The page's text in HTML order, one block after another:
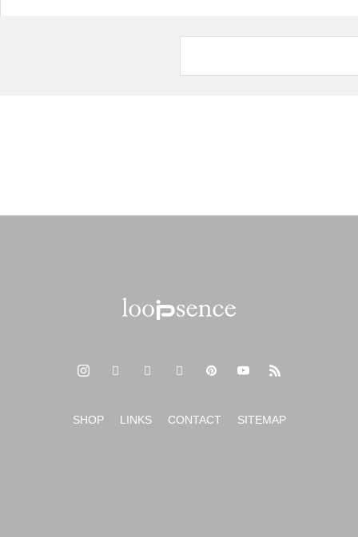
SHOP LINKS CONTACT SITEMAP